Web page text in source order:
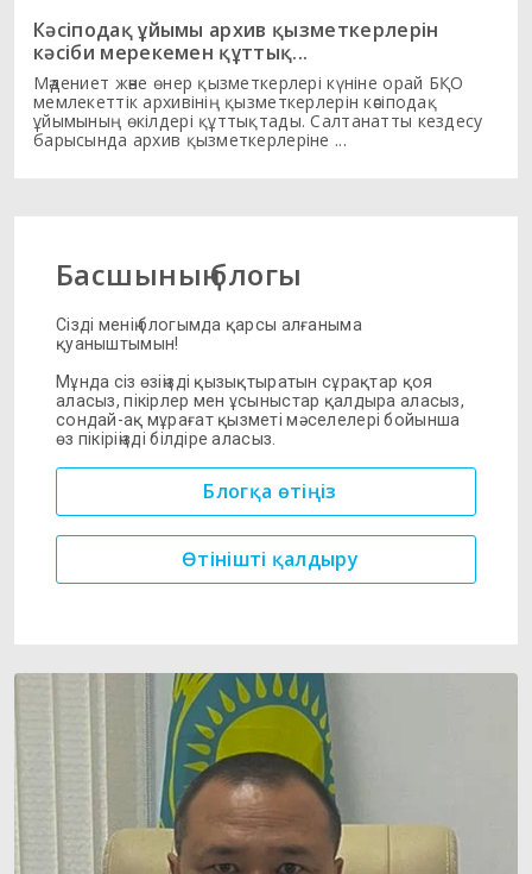
Кәсіподақ ұйымы архив қызметкерлерін
кәсіби мерекемен құттық...
Мәдениет және өнер қызметкерлері күніне орай БҚО
мемлекеттік архивінің қызметкерлерін кәсіподақ
ұйымының өкілдері құттықтады. Салтанатты кездесу
барысында архив қызметкерлеріне ...
Басшының блогы
Сізді менің блогымда қарсы алғаныма
қуаныштымын!
Мұнда сіз өзіңізді қызықтыратын сұрақтар қоя
аласыз, пікірлер мен ұсыныстар қалдыра аласыз,
сондай-ақ мұрағат қызметі мәселелері бойынша
өз пікіріңізді білдіре аласыз.
Блогқа өтіңіз
Өтінішті қалдыру